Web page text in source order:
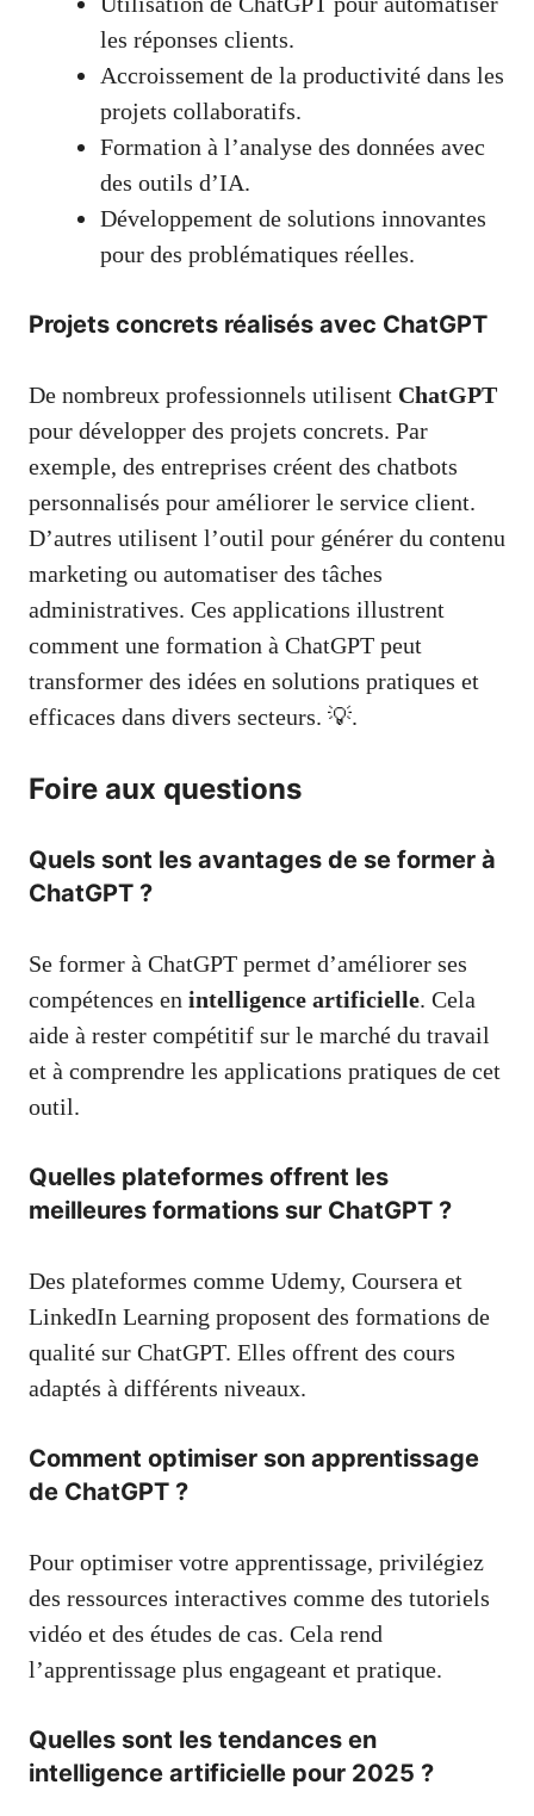
les réponses clients.
Accroissement de la productivité dans les
projets collaboratifs.
Formation à l’analyse des données avec
des outils d’IA.
Développement de solutions innovantes
pour des problématiques réelles.
Projets concrets réalisés avec ChatGPT
De nombreux professionnels utilisent ChatGPT
pour développer des projets concrets. Par
exemple, des entreprises créent des chatbots
personnalisés pour améliorer le service client.
D’autres utilisent l’outil pour générer du contenu
marketing ou automatiser des tâches
administratives. Ces applications illustrent
comment une formation à ChatGPT peut
transformer des idées en solutions pratiques et
efficaces dans divers secteurs. 💡.
Foire aux questions
Quels sont les avantages de se former à
ChatGPT ?
Se former à ChatGPT permet d’améliorer ses
compétences en intelligence artificielle. Cela
aide à rester compétitif sur le marché du travail
et à comprendre les applications pratiques de cet
outil.
Quelles plateformes offrent les
meilleures formations sur ChatGPT ?
Des plateformes comme Udemy, Coursera et
LinkedIn Learning proposent des formations de
qualité sur ChatGPT. Elles offrent des cours
adaptés à différents niveaux.
Comment optimiser son apprentissage
de ChatGPT ?
Pour optimiser votre apprentissage, privilégiez
des ressources interactives comme des tutoriels
vidéo et des études de cas. Cela rend
l’apprentissage plus engageant et pratique.
Quelles sont les tendances en
intelligence artificielle pour 2025 ?